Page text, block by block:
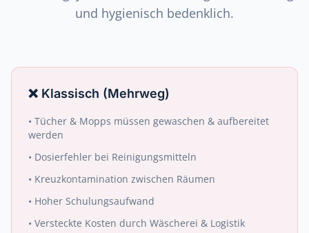
und hygienisch bedenklich.
❌ Klassisch (Mehrweg)
• Tücher & Mopps müssen gewaschen & aufbereitet
werden
• Dosierfehler bei Reinigungsmitteln
• Kreuzkontamination zwischen Räumen
• Hoher Schulungsaufwand
• Versteckte Kosten durch Wäscherei & Logistik